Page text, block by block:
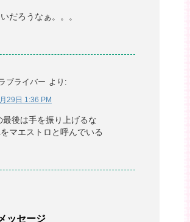
だろうなぁ。。。
ブライバー より:
29日 1:36 PM
最後は手を振り上げるな
マエストロと呼んでいる
ッセージ